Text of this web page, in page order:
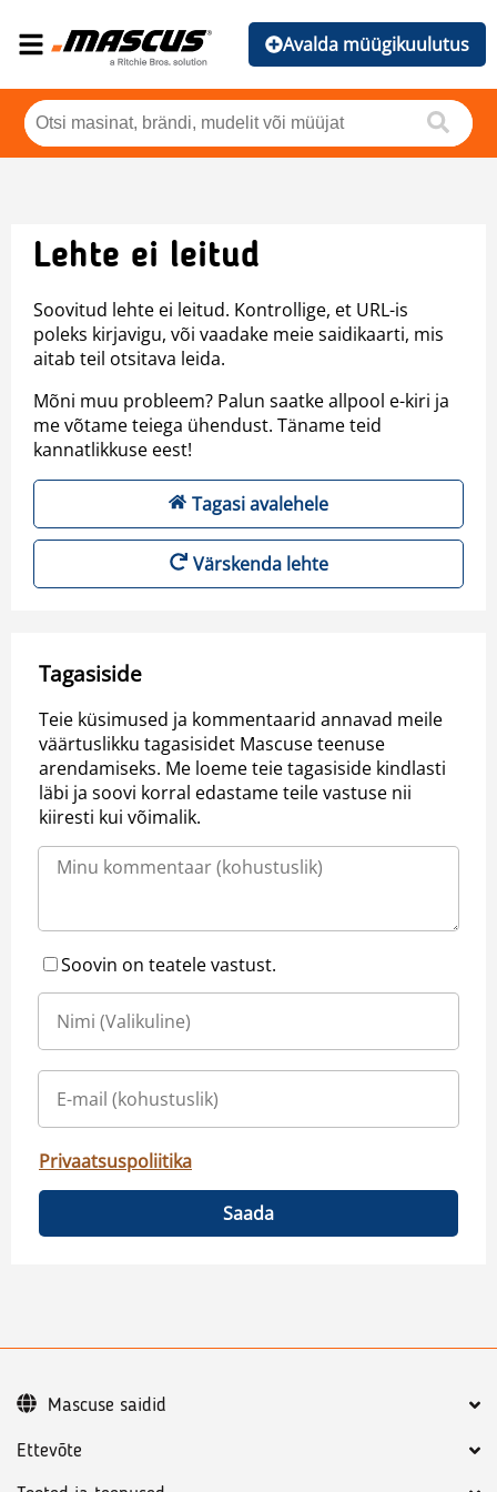
Avalda müügikuulutus
Lehte ei leitud
Soovitud lehte ei leitud. Kontrollige, et URL-is
poleks kirjavigu, või vaadake meie saidikaarti, mis
aitab teil otsitava leida.
Mõni muu probleem? Palun saatke allpool e-kiri ja
me võtame teiega ühendust. Täname teid
kannatlikkuse eest!
Tagasi avalehele
Värskenda lehte
Tagasiside
Teie küsimused ja kommentaarid annavad meile
väärtuslikku tagasisidet Mascuse teenuse
arendamiseks. Me loeme teie tagasiside kindlasti
läbi ja soovi korral edastame teile vastuse nii
kiiresti kui võimalik.
Soovin on teatele vastust.
Privaatsuspoliitika
Saada
Ettevõte
Mascuse saidid